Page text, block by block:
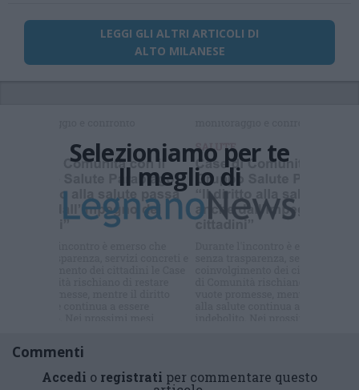
LEGGI GLI ALTRI ARTICOLI DI
ALTO MILANESE
Selezioniamo per te
Il meglio di
Commenti
Accedi o registrati per commentare questo